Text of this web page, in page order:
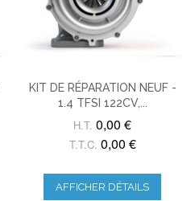
KIT DE RÉPARATION NEUF -
1.4 TFSI 122CV,...
H.T. 0,00 €
T.T.C. 0,00 €
AFFICHER DÉTAILS